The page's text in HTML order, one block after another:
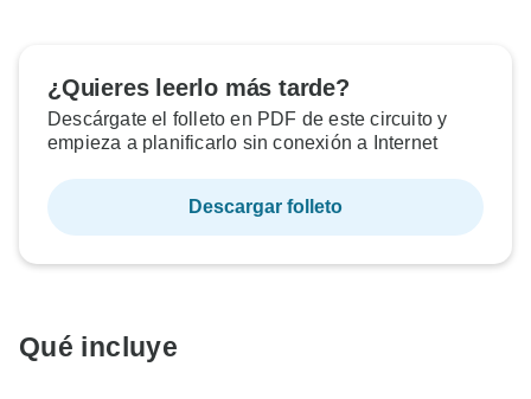
¿Quieres leerlo más tarde?
Descárgate el folleto en PDF de este circuito y
empieza a planificarlo sin conexión a Internet
Descargar folleto
Qué incluye